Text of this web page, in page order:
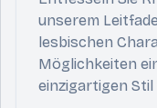
unserem
lesbischen
Möglichkeiten
einzigartigen Stil